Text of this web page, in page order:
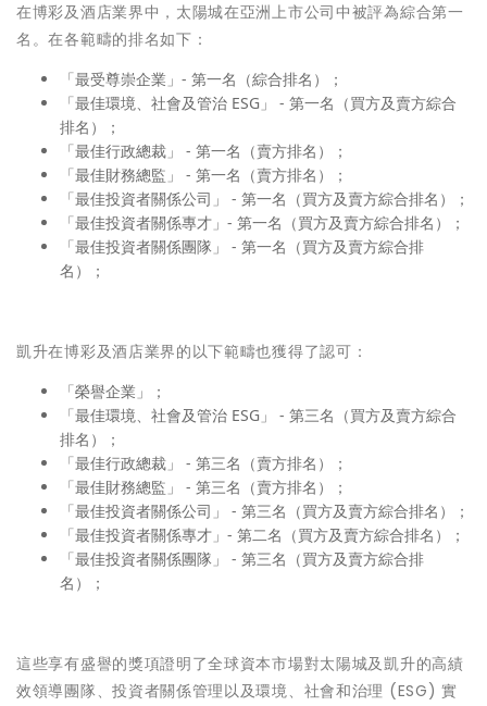
在博彩及酒店業界中，太陽城在亞洲上市公司中被評為綜合第一
名。在各範疇的排名如下：
「最受尊崇企業」- 第一名（綜合排名）；
「最佳環境、社會及管治 ESG」 - 第一名（買方及賣方綜合
排名）；
「最佳行政總裁」 - 第一名（賣方排名）；
「最佳財務總監」 - 第一名（賣方排名）；
「最佳投資者關係公司」 - 第一名（買方及賣方綜合排名）；
「最佳投資者關係專才」- 第一名（買方及賣方綜合排名）；
「最佳投資者關係團隊」 - 第一名（買方及賣方綜合排
名）；
凱升在博彩及酒店業界的以下範疇也獲得了認可：
「榮譽企業」；
「最佳環境、社會及管治 ESG」 - 第三名（買方及賣方綜合
排名）；
「最佳行政總裁」 - 第三名（賣方排名）；
「最佳財務總監」 - 第三名（賣方排名）；
「最佳投資者關係公司」 - 第三名（買方及賣方綜合排名）；
「最佳投資者關係專才」- 第二名（買方及賣方綜合排名）；
「最佳投資者關係團隊」 - 第三名（買方及賣方綜合排
名）；
這些享有盛譽的獎項證明了全球資本市場對太陽城及凱升的高績
效領導團隊、投資者關係管理以及環境、社會和治理 (ESG) 實